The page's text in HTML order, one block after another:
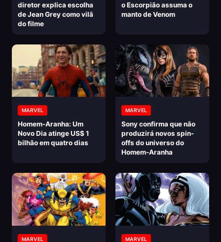
diretor explica escolha
de Jean Grey como vilã
do filme
o Escorpião assuma o
manto de Venom
MARVEL
Homem-Aranha: Um
Novo Dia atinge US$ 1
bilhão em quatro dias
MARVEL
Sony confirma que não
produzirá novos spin-
offs do universo do
Homem-Aranha
MARVEL MARVEL